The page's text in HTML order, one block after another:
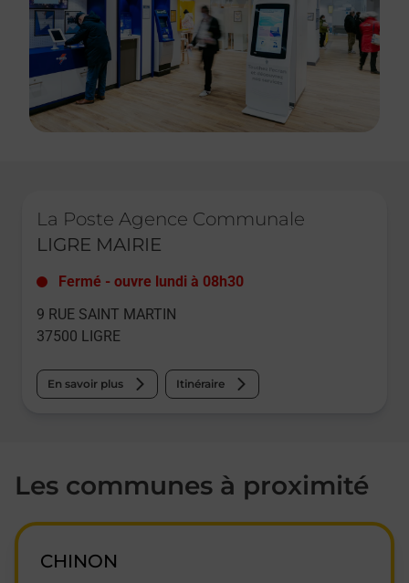
La Poste Agence Communale
LIGRE MAIRIE
Fermé - ouvre lundi à 08h30
9 RUE SAINT MARTIN
37500 LIGRE
En savoir plus Itinéraire
Les communes à proximité
CHINON